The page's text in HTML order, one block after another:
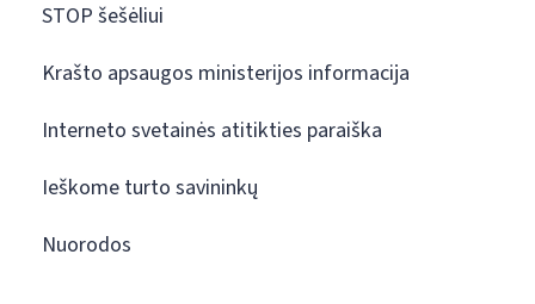
STOP šešėliui
Krašto apsaugos ministerijos informacija
Interneto svetainės atitikties paraiška
Ieškome turto savininkų
Nuorodos